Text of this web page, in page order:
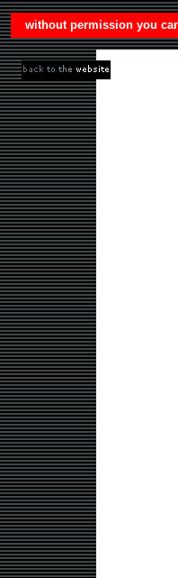
without permission you